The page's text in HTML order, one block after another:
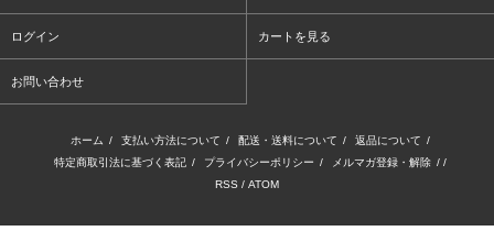
ログイン カートを見る
お問い合わせ
ホーム / 支払い方法について / 配送・送料について / 返品について /
特定商取引法に基づく表記 / プライバシーポリシー / メルマガ登録・解除 / /
RSS / ATOM